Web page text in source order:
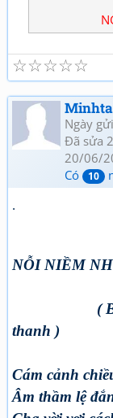
☆
☆
☆
☆
☆
Ngày
Đã sửa
20/06/
Có
10
.
NỖI NIỀM
( Bài
thanh )
Cám cảnh
Âm thầm lệ